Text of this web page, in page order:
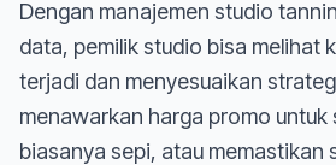
Dengan manajemen studio
data, pemilik studio bisa melihat
terjadi dan menyesuaikan
menawarkan harga promo untuk
biasanya sepi, atau memastikan